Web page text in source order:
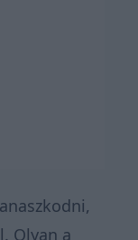
Olyan a